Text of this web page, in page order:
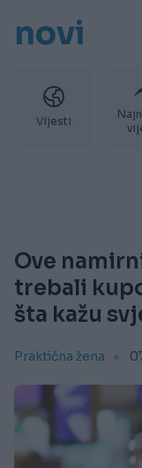
novi
Vijesti
Ove
trebali
šta kažu
Praktična žena